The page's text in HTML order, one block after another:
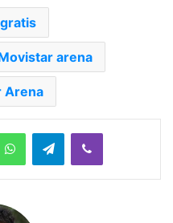
arena
Arena
WhatsAppTelegramViber